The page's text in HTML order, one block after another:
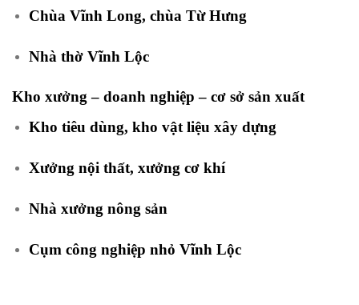
Chùa Vĩnh Long, chùa Từ Hưng
Nhà thờ Vĩnh Lộc
Kho xưởng – doanh nghiệp – cơ sở sản xuất
Kho tiêu dùng, kho vật liệu xây dựng
Xưởng nội thất, xưởng cơ khí
Nhà xưởng nông sản
Cụm công nghiệp nhỏ Vĩnh Lộc